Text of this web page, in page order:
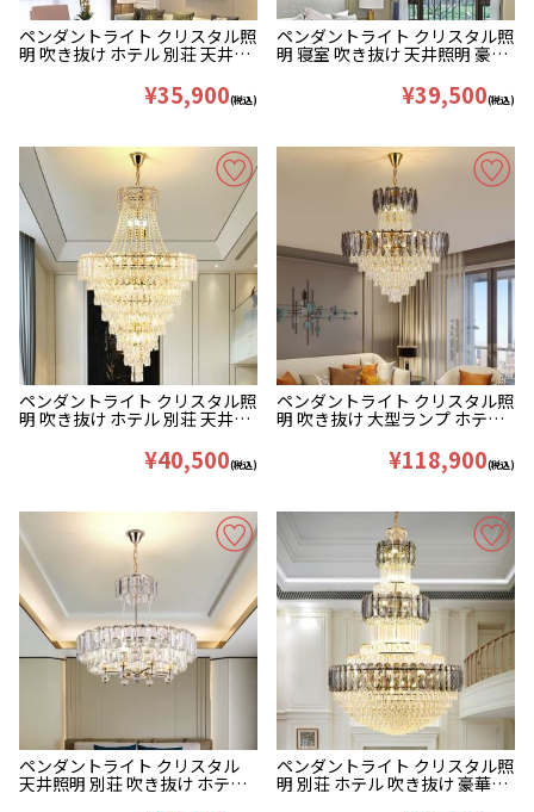
ペンダントライト クリスタル照
明 吹き抜け ホテル 別荘 天井照
¥35,900(税込)
ペンダントライト クリスタル照
明 寝室 吹き抜け 天井照明 豪華
¥39,500(税込)
ペンダントライト クリスタル照
明 吹き抜け ホテル 別荘 天井照
¥40,500(税込)
ペンダントライト クリスタル照
明 吹き抜け 大型ランプ ホテル
¥118,900(税込)
ペンダントライト クリスタル
天井照明 別荘 吹き抜け ホテル
ペンダントライト クリスタル照
明 別荘 ホテル 吹き抜け 豪華